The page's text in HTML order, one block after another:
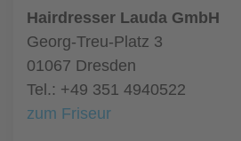
Hairdresser Lauda GmbH
Georg-Treu-Platz 3
01067 Dresden
Tel.: +49 351 4940522
zum Friseur